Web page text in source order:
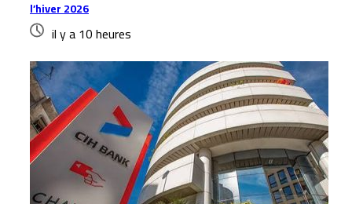
l’hiver 2026
il y a 10 heures